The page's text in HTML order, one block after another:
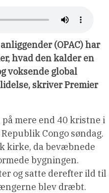
(OPAC) har
hvad den kalder en
voksende global
skriver Premier
mere end 40 kristne i
Congo søndag.
kirke, da bevæbnede
bygningen.
og satte derefter ild til
blev dræbt.